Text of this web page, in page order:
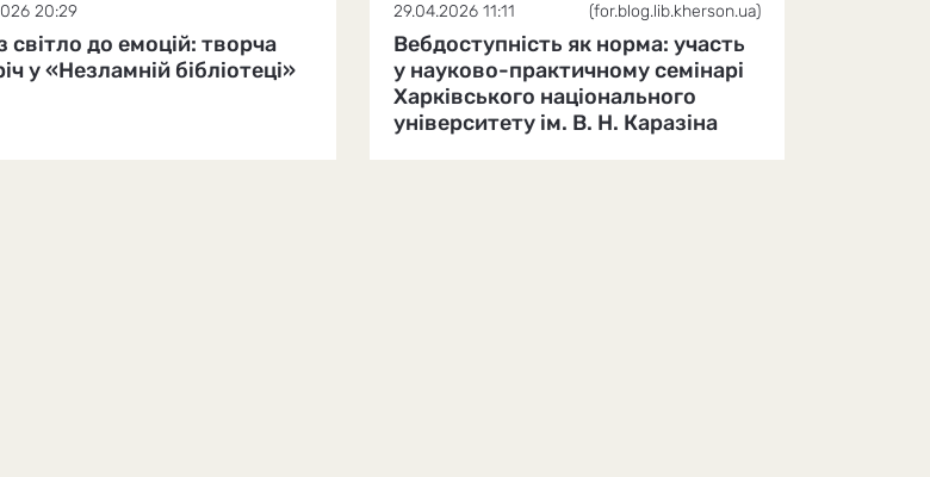
20:29
світло до емоцій: творча
у «Незламній бібліотеці»
29.04.2026 11:11 (for.blog.lib.kherson.ua)
Вебдоступність як норма: участь
у науково-практичному семінарі
Харківського національного
університету ім. В. Н. Каразіна